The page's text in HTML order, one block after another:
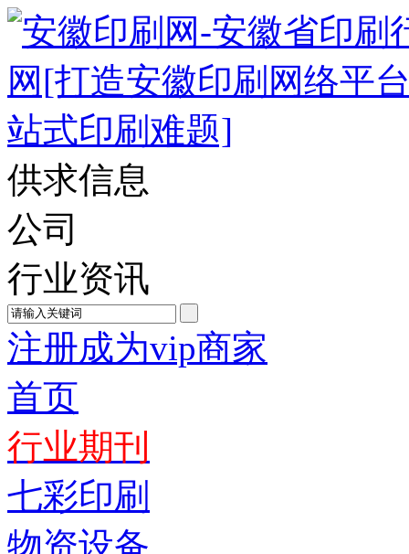
供求信息
公司
行业资讯
注册成为vip商家
首页
行业期刊
七彩印刷
物资设备